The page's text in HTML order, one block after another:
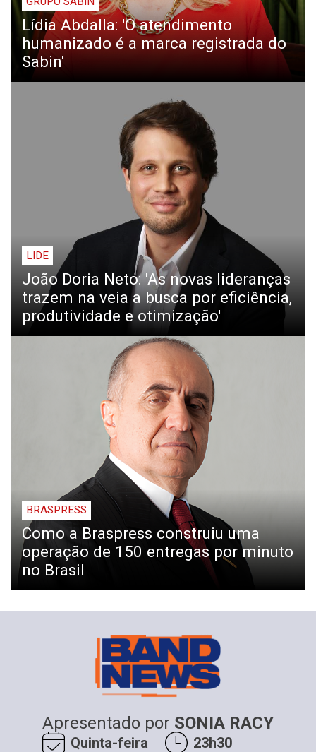
Lídia Abdalla: 'O atendimento
humanizado é a marca registrada do
Sabin'
LIDE
João Doria Neto: 'As novas lideranças
trazem na veia a busca por eficiência,
produtividade e otimização'
BRASPRESS
Como a Braspress construiu uma
operação de 150 entregas por minuto
no Brasil
Apresentado por SONIA RACY
Quinta-feira 23h30